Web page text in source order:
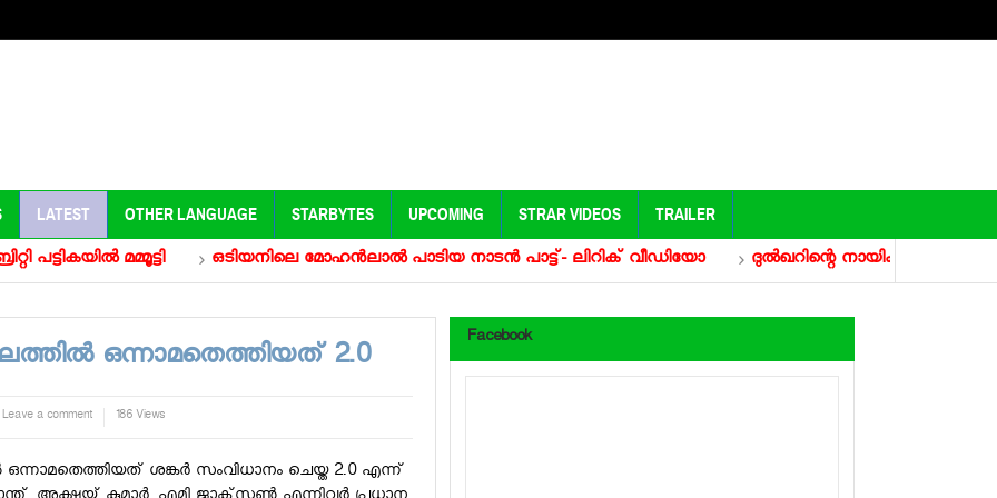
LATEST OTHER LANGUAGE STARBYTES UPCOMING STRAR VIDEOS TRAILER
മമ്മൂട്ടി ഒടിയനിലെ മോഹൻലാൽ പാടിയ നാടൻ പാട്ട്- ലിറിക് വീഡിയോ ദുല്‍ഖറിന്റെ നായികയായി കല്യാണി
ഒന്നാമതെത്തിയത് 2.0
Leave a comment 186 Views
ശങ്കര്‍ സംവിധാനം ചെയ്ത 2.0 എന്ന്
Facebook